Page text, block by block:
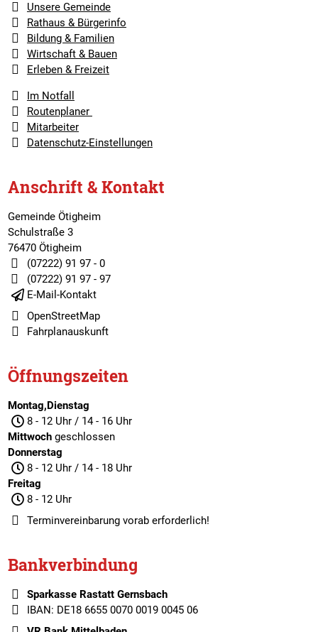
Unsere Gemeinde
Rathaus & Bürgerinfo
Bildung & Familien
Wirtschaft & Bauen
Erleben & Freizeit
Im Notfall
Routenplaner
Mitarbeiter
Datenschutz-Einstellungen
Anschrift & Kontakt
Gemeinde Ötigheim
Schulstraße 3
76470 Ötigheim
(07222) 91 97 - 0
(07222) 91 97 - 97
E-Mail-Kontakt
OpenStreetMap
Fahrplanauskunft
Öffnungszeiten
Montag,Dienstag
8 - 12 Uhr / 14 - 16 Uhr
Mittwochgeschlossen
Donnerstag
8 - 12 Uhr / 14 - 18 Uhr
Freitag
8 - 12 Uhr
Terminvereinbarungvorab erforderlich!
Bankverbindung
Sparkasse Rastatt Gernsbach
IBAN: DE18 6655 0070 0019 0045 06